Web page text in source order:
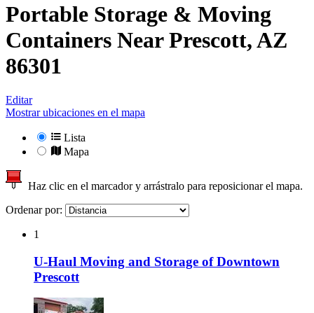
Portable Storage & Moving
Containers NearPrescott, AZ
86301
Editar
Mostrar ubicaciones en el mapa
Lista
Mapa
Haz clic en el marcador y arrástralo para reposicionar el mapa.
Ordenar por:
1
U-Haul Moving and Storage of Downtown
Prescott